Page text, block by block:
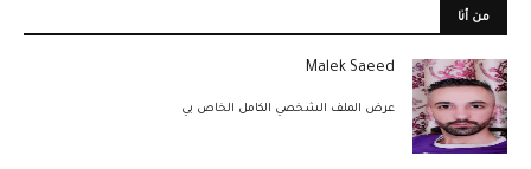
من أنا
Malek Saeed
عرض الملف الشخصي الكامل الخاص بي